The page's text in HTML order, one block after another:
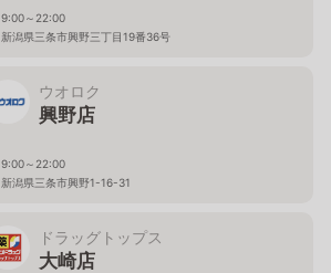
9:00～22:00
新潟県三条市興野三丁目19番36号
ウオロク
興野店
9:00～22:00
新潟県三条市興野1-16-31
ドラッグトップス
大崎店